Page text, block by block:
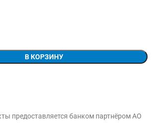
В КОРЗИНУ
предоставляется банком партнёром АО